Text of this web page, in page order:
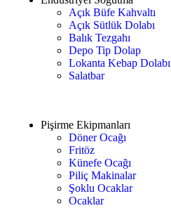
Açık Büfe Kahvaltı
Açık Sütlük Dolabı
Balık Tezgahı
Depo Tip Dolap
Lokanta Kebap Dolabı
Salatbar
Pişirme Ekipmanları
Döner Ocağı
Fritöz
Künefe Ocağı
Piliç Makinalar
Şoklu Ocaklar
Ocaklar